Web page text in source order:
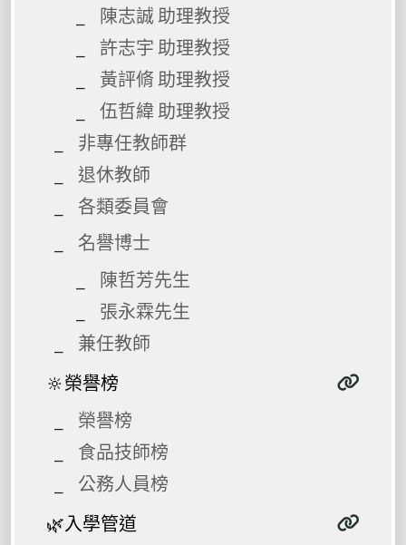
陳志誠 助理教授
許志宇 助理教授
黃評脩 助理教授
伍哲緯 助理教授
非專任教師群
退休教師
各類委員會
名譽博士
陳哲芳先生
張永霖先生
兼任教師
🔆榮譽榜
榮譽榜
食品技師榜
公務人員榜
🌿入學管道